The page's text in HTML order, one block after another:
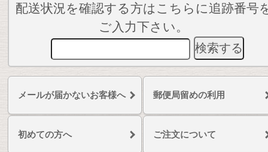
配送状況を確認する方はこちらに追跡番号
ご入力下さい。
メールが届かないお客様へ 郵便局留めの利用
初めての方へ ご注文について